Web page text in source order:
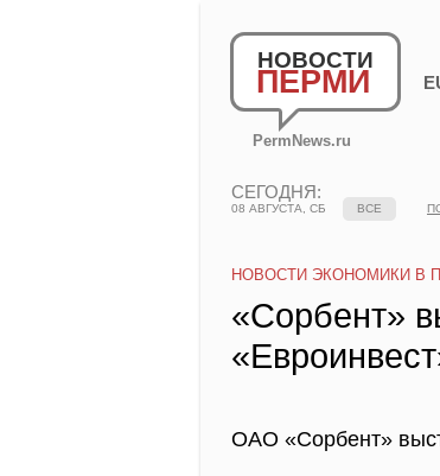
НОВОСТИ
ПЕРМИ
PermNews.ru
СЕГОДНЯ:
08 АВГУСТА, СБ ВСЕ
НОВОСТИ ЭКОНОМИКИ В
«Сорбент»
ОАО «Сорбент»